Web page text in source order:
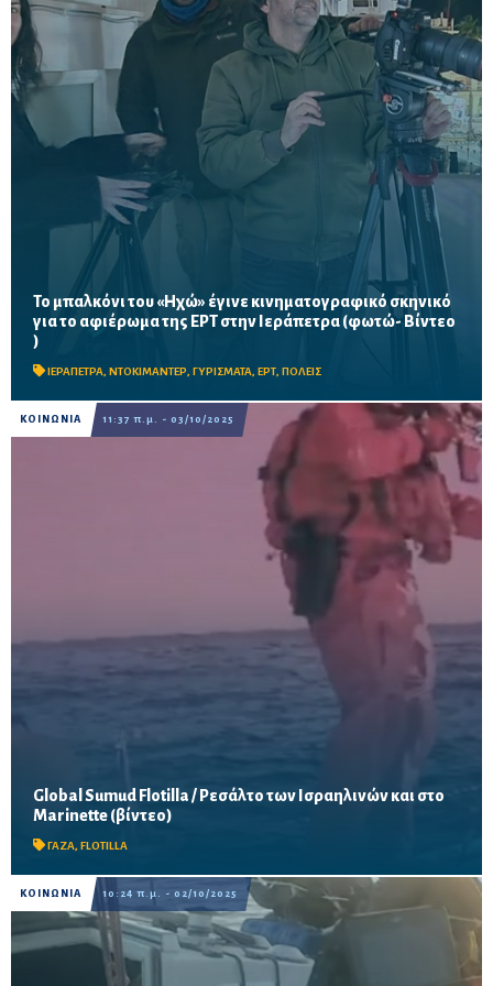
Το μπαλκόνι του «Ηχώ» έγινε κινηματογραφικό σκηνικό
για το αφιέρωμα της ΕΡΤ στην Ιεράπετρα (φωτώ- Βίντεο
)
ΙΕΡΑΠΕΤΡΑ, ΝΤΟΚΙΜΑΝΤΕΡ, ΓΥΡΙΣΜΑΤΑ, ΕΡΤ, ΠΟΛΕΙΣ
Η ΕΡΤ ξεκίνησε από την καρδιά της Ιεράπετρα τα γυρίσματα της
σειράς «Πόλεις», φωτίζοντας την ιστορία και την πολιτιστική
κληρονομιά της πόλης
ΚΟΙΝΩΝΙΑ 11:37 π.μ. - 03/10/2025
Global Sumud Flotilla / Ρεσάλτο των Ισραηλινών και στο
Marinette (βίντεο)
ΓΑΖΑ, FLOTILLA
Και το τελευταίο σκάφος του διεθνούς στόλου αλληλεγγύης,
που έπλεε προς τη Γάζα, αναχαιτίστηκε από πάνοπλους
Ισραηλινούς
ΚΟΙΝΩΝΙΑ 10:24 π.μ. - 02/10/2025